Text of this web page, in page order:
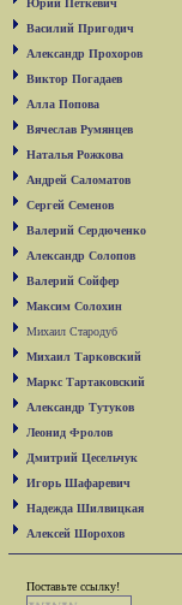
Юрий Петкевич
Василий Пригодич
Александр Прохоров
Виктор Погадаев
Алла Попова
Вячеслав Румянцев
Наталья Рожкова
Андрей Саломатов
Сергей Семенов
Валерий Сердюченко
Александр Солопов
Валерий Сойфер
Максим Солохин
Михаил Стародуб
Михаил Тарковский
Маркс Тартаковский
Александр Тутуков
Леонид Фролов
Дмитрий Цесельчук
Игорь Шафаревич
Надежда Шилвицкая
Алексей Шорохов
Поставьте ссылку!